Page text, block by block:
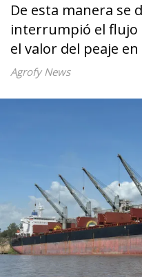
De esta manera se
interrumpió el flujo
el valor del peaje en
Agrofy News